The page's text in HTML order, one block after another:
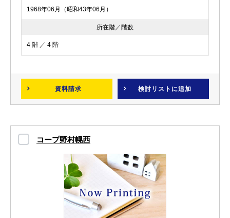
1968年06月（昭和43年06月）
所在階／階数
4 階 ／ 4 階
資料請求 検討リスト に追加
コープ野村幌西